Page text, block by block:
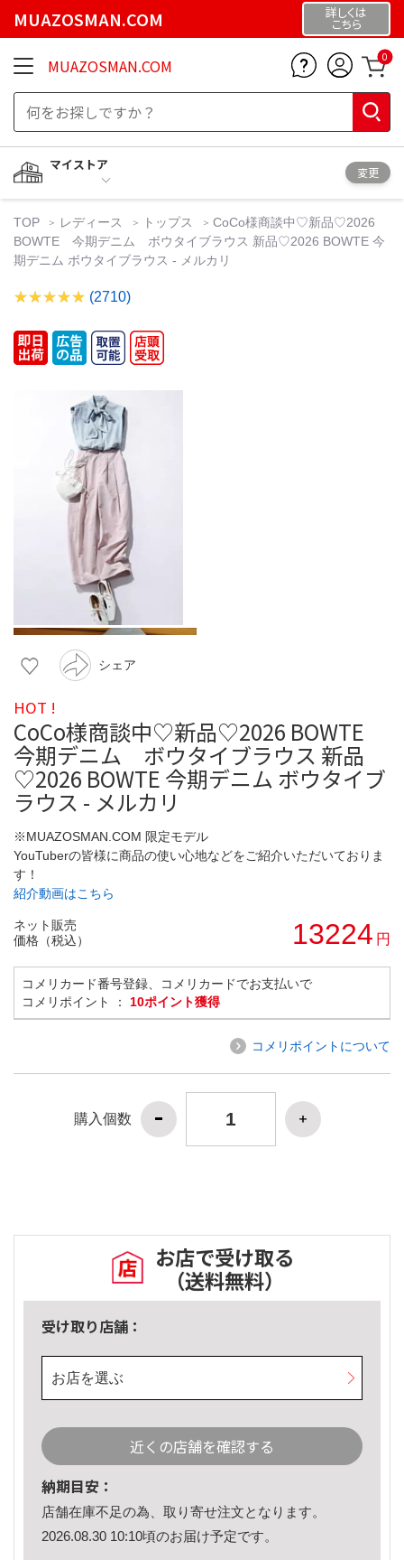
MUAZOSMAN.COM 詳しくは
こちら
MUAZOSMAN.COM 0
マイストア
変更
TOP レディース トップス
CoCo様商談中♡新品♡2026
BOWTE 今期デニム ボウタイブラウス 新品♡2026 BOWTE 今
期デニム ボウタイブラウス - メルカリ
(2710)
シェア
HOT !
CoCo様商談中♡新品♡2026 BOWTE
今期デニム ボウタイブラウス 新品
♡2026 BOWTE 今期デニム ボウタイブ
ラウス - メルカリ
※MUAZOSMAN.COM 限定モデル
YouTuberの皆様に商品の使い心地などをご紹介いただいておりま
す！
紹介動画はこちら
ネット販売
価格（税込）
13224 円
コメリカード番号登録、コメリカードでお支払いで
コメリポイント ： 10ポイント獲得
コメリポイントについて
購入個数
お店で受け取る
（送料無料）
受け取り店舗：
お店を選ぶ
近くの店舗を確認する
納期目安：
店舗在庫不足の為、取り寄せ注文となります。
2026.08.30 10:10頃のお届け予定です。